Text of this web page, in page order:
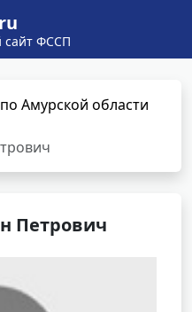
сайт ФССП
Амурской области
Петрович